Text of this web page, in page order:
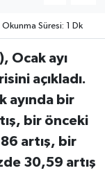
Okunma Süresi: 1 Dk
Ocak ayı
açıkladı.
ayında bir
bir önceki
artış, bir
30,59 artış